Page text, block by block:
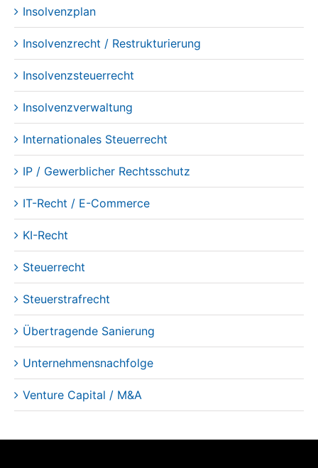
Insolvenzplan
Insolvenzrecht / Restrukturierung
Insolvenzsteuerrecht
Insolvenzverwaltung
Internationales Steuerrecht
IP / Gewerblicher Rechtsschutz
IT-Recht / E-Commerce
KI-Recht
Steuerrecht
Steuerstrafrecht
Übertragende Sanierung
Unternehmensnachfolge
Venture Capital / M&A